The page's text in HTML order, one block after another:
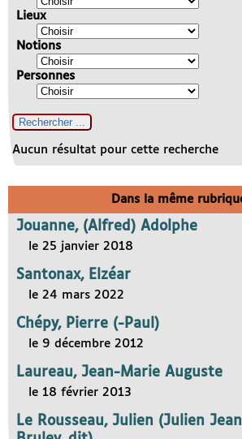
Lieux
Notions
Personnes
Aucun résultat pour cette recherche
Dans la même
Jouanne, (Alfred) Adolphe
le 25 janvier 2018
Santonax, Elzéar
le 24 mars 2022
Chépy, Pierre (-Paul)
le 9 décembre 2012
Laureau, Jean-Marie Auguste
le 18 février 2013
Le Rousseau, Julien (Julien